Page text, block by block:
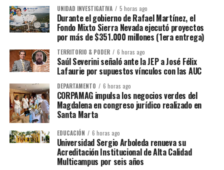
UNIDAD INVESTIGATIVA 5 horas ago
Durante el gobierno de Rafael Martínez, el
Fondo Mixto Sierra Nevada ejecutó proyectos
por más de $351.000 millones (1era entrega)
TERRITORIO & PODER 6 horas ago
Saúl Severini señaló ante la JEP a José Félix
Lafaurie por supuestos vínculos con las AUC
DEPARTAMENTO 6 horas ago
CORPAMAG impulsa los negocios verdes del
Magdalena en congreso jurídico realizado en
Santa Marta
EDUCACIÓN 6 horas ago
Universidad Sergio Arboleda renueva su
Acreditación Institucional de Alta Calidad
Multicampus por seis años